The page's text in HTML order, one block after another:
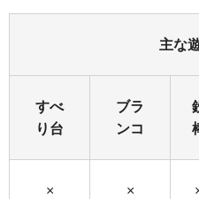
主な
すべ
り台
ブラ
ンコ
× ×